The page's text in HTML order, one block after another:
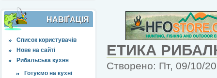
НАВІҐАЦІЯ
Список користувачів
Нове на сайті
Рибальська кухня
Готуємо на кухні
ЕТИКА
Створено: Пт, 09/10/